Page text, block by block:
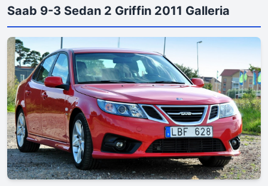
Saab 9-3 Sedan 2 Griffin 2011 Galleria